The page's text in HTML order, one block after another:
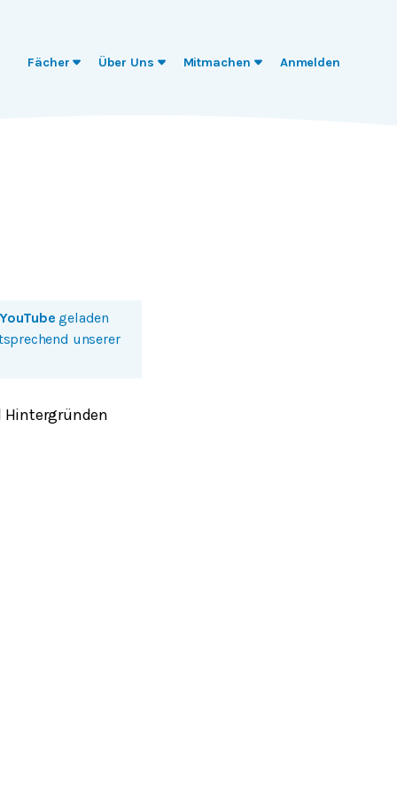
Fächer Über Uns Mitmachen Anmelden
YouTube geladen
unserer
Hintergründen